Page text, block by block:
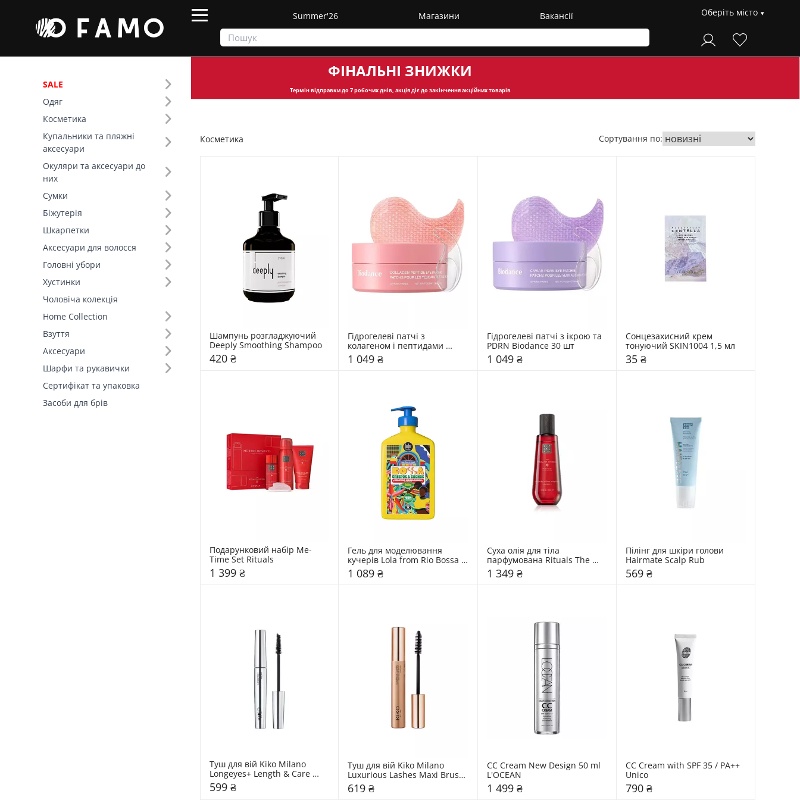
Summer'26 Магазини Вакансії Оберіть місто
SALE
Одяг
Косметика
Купальники та пляжні
аксесуари
Окуляри та аксесуари до
них
Сумки
Біжутерія
Шкарпетки
Аксесуари для волосся
Головні убори
Хустинки
Чоловіча колекція
Home Collection
Взуття
Аксесуари
Шарфи та рукавички
Сертифікат та упаковка
Засоби для брів
ФІНАЛЬНІ ЗНИЖКИ
Термін відправкидо 7 робочих днів, акція діє до закінчення акційних товарів
Фільтр
Ціна
SALE
Призначення (131)
Бренд (146)
Косметика Сортування по:
Шампунь розгладжуючий
Deeply Smoothing Shampoo
420 ₴
Гідрогелеві патчі з
колагеном і пептидами
Biodance 30 шт
1 049 ₴
Гідрогелеві патчі з ікрою та
PDRN Biodance 30 шт
1 049 ₴
Сонцезахисний крем
тонуючий SKIN1004 1,5 мл
35 ₴
Подарунковий набір Me-
Time Set Rituals
1 399 ₴
Гель для моделювання
кучерів Lola from Rio Bossa
Gelatina
1 089 ₴
Суха олія для тіла
парфумована Rituals The
Ritual of Ayurveda
1 349 ₴
Пілінг для шкіри голови
Hairmate Scalp Rub
569 ₴
Туш для вій Kiko Milano
Longeyes+ Length & Care
Mascara
599 ₴
Туш для вій Kiko Milano
Luxurious Lashes Maxi Brush
Mascara
619 ₴
СС Cream New Design 50 ml
L'OCEAN
1 499 ₴
СС Cream with SPF 35 / PA++
Unico
790 ₴